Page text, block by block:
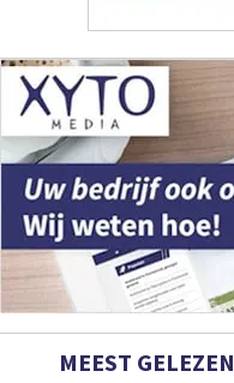
MEEST GELEZEN